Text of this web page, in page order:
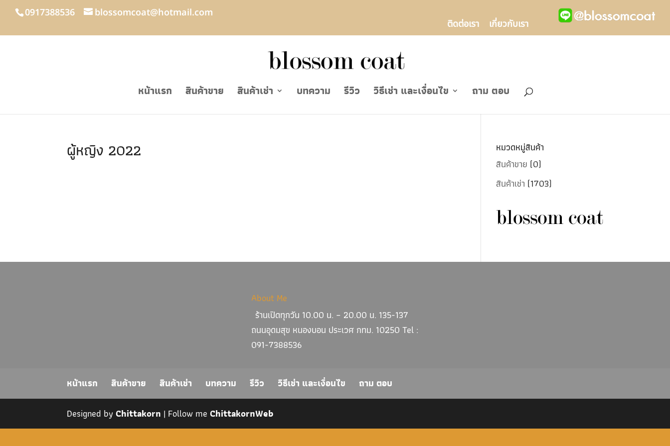
0917388536
blossomcoat@hotmail.com
ติดต่อเรา
เกี่ยวกับเรา
หน้าแรก สินค้าขาย สินค้าเช่า บทความ รีวิว วิธีเช่า และเงื่อนไข ถาม ตอบ
ผู้หญิง 2022
หมวดหมู่สินค้า
สินค้าขาย (0)
สินค้าเช่า (1703)
About Me
ร้านเปิดทุกวัน 10.00 น. – 20.00 น. 135-137
ถนนอุดมสุข หนองบอน ประเวศ กทม. 10250 Tel :
091-7388536
หน้าแรก สินค้าขาย สินค้าเช่า บทความ รีวิว วิธีเช่า และเงื่อนไข ถาม ตอบ
Designed byChittakorn | Follow meChittakornWeb